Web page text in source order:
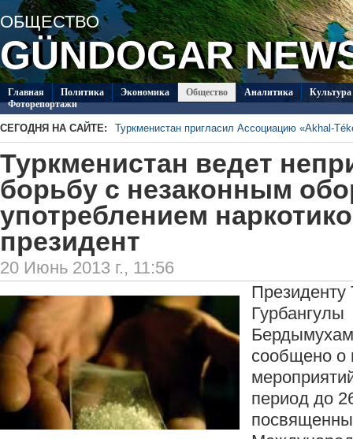
ОБЩЕСТВО
GÜNDOGAR
Главная Политикa Экономика Общество Аналитика
Культура
Фоторепортажи
СЕГОДНЯ НА САЙТЕ:
Туркменистан пригласил Ассоциацию «Akhal-
В Туркменистане отметят День Каспийского
Туркменский студент вошёл в число лауреатов
Шотландии
Второй круг чемпионата Туркменистана по
«Аркадаг» – «Мерв»
Туркменские каратисты завоевали 21 медаль
Туркменские каратисты завоевали 4 медали в
Актау
Туркменистан ведет
борьбу с незаконным
употреблением
президент
20 Июнь 2013 г., 11:56
Президенту
Гурбангулы
сообщено о
период до